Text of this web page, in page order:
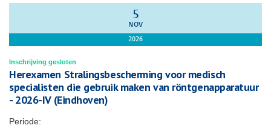
5
NOV
2026
Inschrijving gesloten
Herexamen Stralingsbescherming voor medisch
specialisten die gebruik maken van röntgenapparatuur
- 2026-IV (Eindhoven)
Periode: